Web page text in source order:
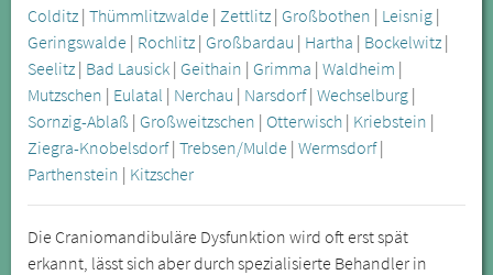
Colditz | Thümmlitzwalde | Zettlitz | Großbothen | Leisnig |
Geringswalde | Rochlitz | Großbardau | Hartha | Bockelwitz |
Seelitz | Bad Lausick | Geithain | Grimma | Waldheim |
Mutzschen | Eulatal | Nerchau | Narsdorf| Wechselburg |
Sornzig-Ablaß | Großweitzschen | Otterwisch | Kriebstein |
Ziegra-Knobelsdorf| Trebsen/Mulde | Wermsdorf|
Parthenstein | Kitzscher
Die Craniomandibuläre Dysfunktion wird oft erst spät
erkannt, lässt sich aber durch spezialisierte Behandler in